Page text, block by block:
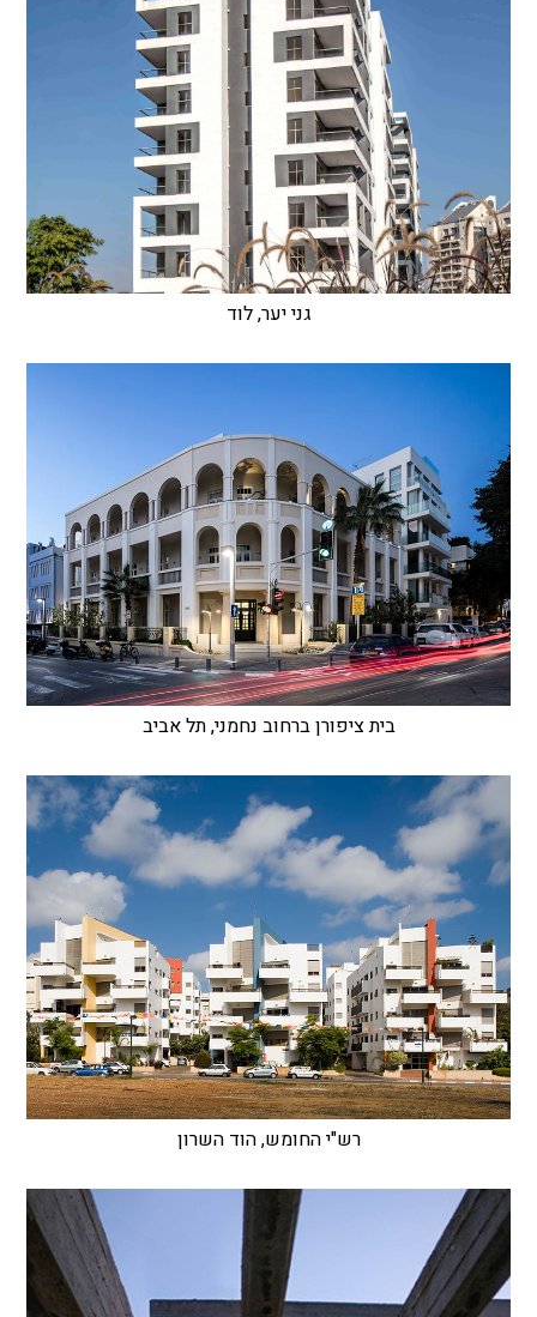
גני יער, לוד
בית ציפורן ברחוב נחמני, תל אביב
רש"י החומש, הוד השרון